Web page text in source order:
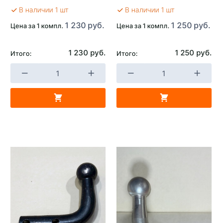
В наличии 1 шт
Цена за 1 компл. 1 230 руб.
Итого: 1 230 руб.
В наличии 1 шт
Цена за 1 компл. 1 250 руб.
Итого: 1 250 руб.